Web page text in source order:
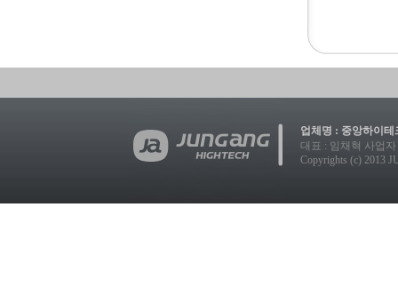
업체명 : 중앙하이테
대표 : 임채혁 사업자
Copyrights (c) 2013